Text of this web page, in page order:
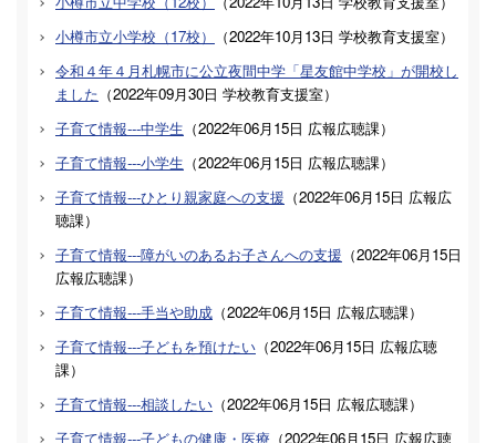
小樽市立小学校（17校）
（2022年10月13日 学校教育支援室）
令和４年４月札幌市に公立夜間中学「星友館中学校」が開校し
ました （2022年09月30日 学校教育支援室）
子育て情報---中学生 （2022年06月15日 広報広聴課）
子育て情報---小学生 （2022年06月15日 広報広聴課）
子育て情報---ひとり親家庭への支援 （2022年06月15日 広報広
聴課）
子育て情報---障がいのあるお子さんへの支援 （2022年06月15日
広報広聴課）
子育て情報---手当や助成 （2022年06月15日 広報広聴課）
子育て情報---子どもを預けたい （2022年06月15日 広報広聴
課）
子育て情報---相談したい （2022年06月15日 広報広聴課）
子育て情報---子どもの健康・医療 （2022年06月15日 広報広聴